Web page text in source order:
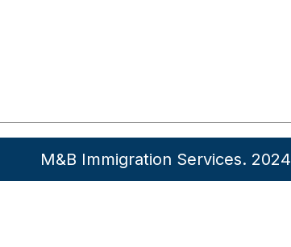
M&B Immigration Services. 2024